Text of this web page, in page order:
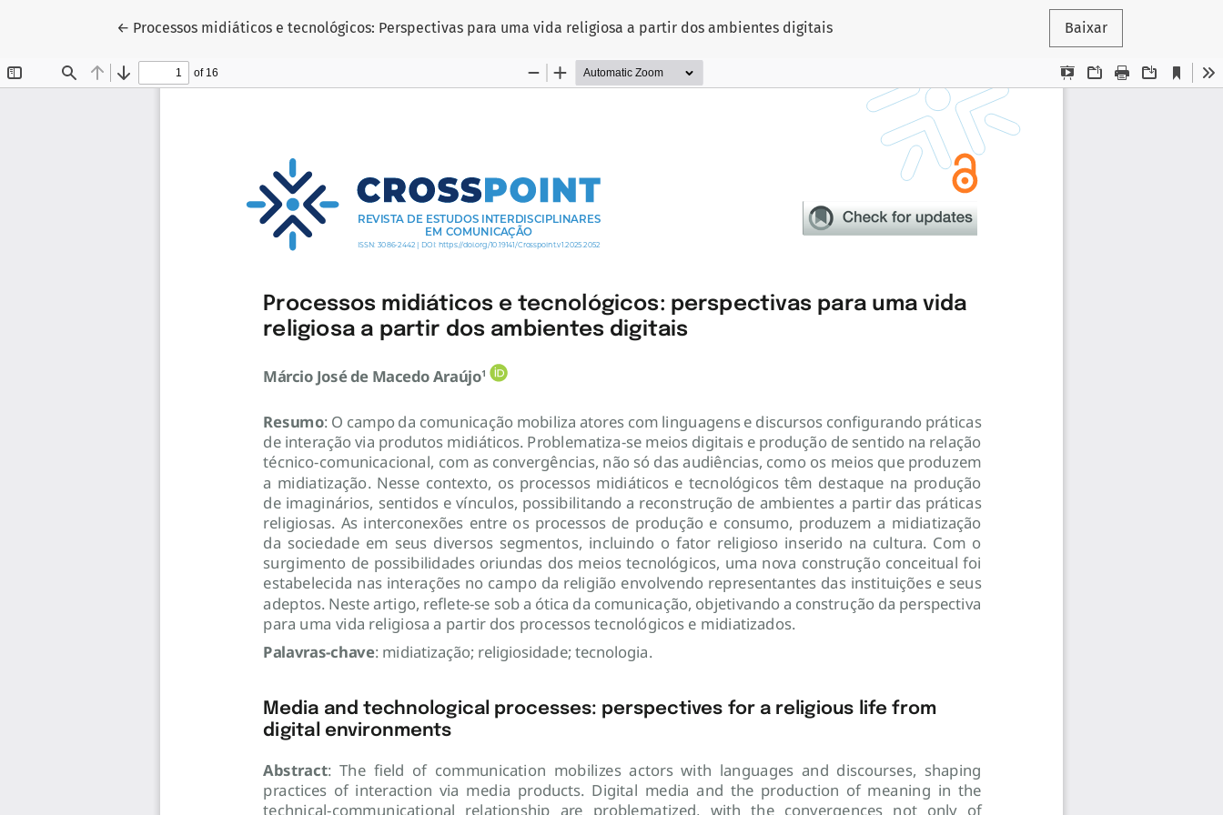
← Voltar aos Detalhes do Artigo
Processos midiáticos e tecnológicos: Perspectivas para uma vida religiosa a partir dos ambientes digitais Baixar